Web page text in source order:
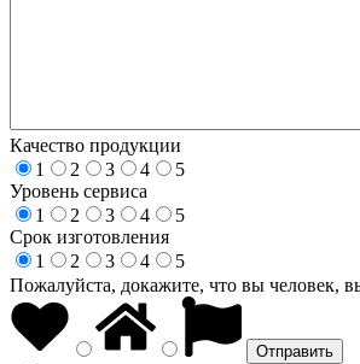
Качество продукции
1
2 3 4
5
Уровень сервиса
1
2 3 4
5
Срок изготовления
1
2 3 4
5
Пожалуйста, докажите, что вы человек,